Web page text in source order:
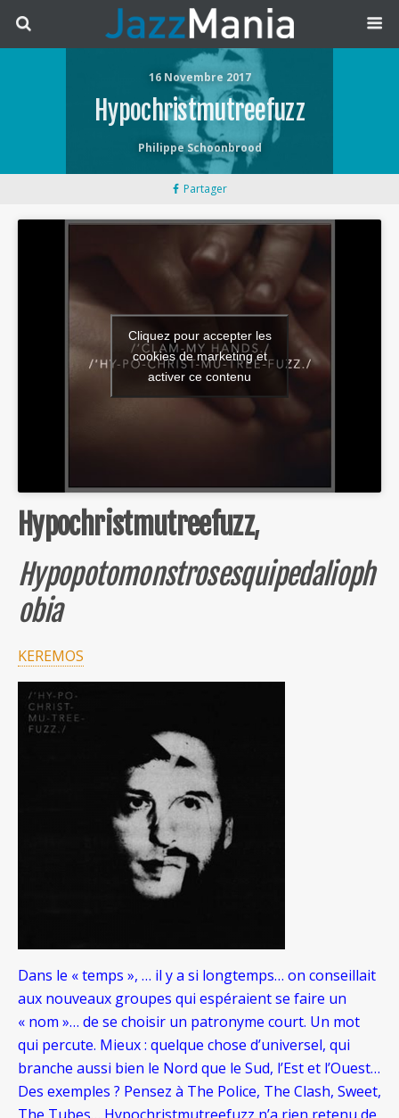
16 Novembre 2017
Hypochristmutreefuzz
Philippe Schoonbrood
Partager
Cliquez pour accepter les
cookies de marketing et
activer ce contenu
Hypochristmutreefuzz,
Hypopotomonstrosesquipedalioph
obia
KEREMOS
Dans le « temps », … il y a si longtemps… on conseillait
aux nouveaux groupes qui espéraient se faire un
« nom »… de se choisir un patronyme court. Un mot
qui percute. Mieux : quelque chose d’universel, qui
branche aussi bien le Nord que le Sud, l’Est et l’Ouest…
Des exemples ? Pensez à The Police, The Clash, Sweet,